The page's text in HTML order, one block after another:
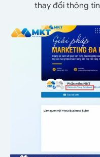
thay đổi thông tin